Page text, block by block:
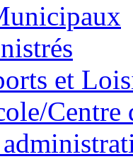
et
Centre